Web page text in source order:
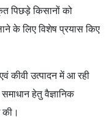
पिछड़े किसानों को
के लिए विशेष प्रयास किए
कीवी उत्पादन में आ रही
हेतु वैज्ञानिक